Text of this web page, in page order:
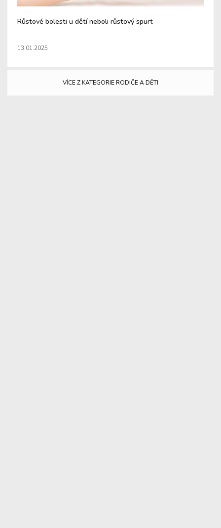
Růstové bolesti u dětí neboli růstový spurt
13.01.2025
VÍCE Z KATEGORIE RODIČE A DĚTI